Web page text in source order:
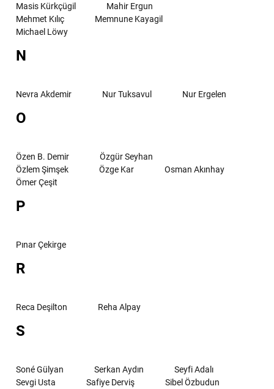
Masis Kürkçügil
Mahir Ergun
Mehmet Kılıç
Memnune Kayagil
Michael Löwy
N
Nevra Akdemir Nur Tuksavul Nur Ergelen
O
Özen B. Demir
Özgür Seyhan
Özlem Şimşek
Özge Kar
Osman Akınhay
Ömer Çeşit
P
Pınar Çekirge
R
Reca Deşilton Reha Alpay
S
Soné Gülyan Serkan Aydın
Seyfi Adalı
Sevgi Usta
Safiye Derviş
Sibel Özbudun